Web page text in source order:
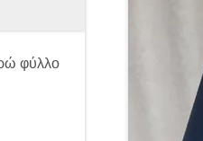
φύλλο